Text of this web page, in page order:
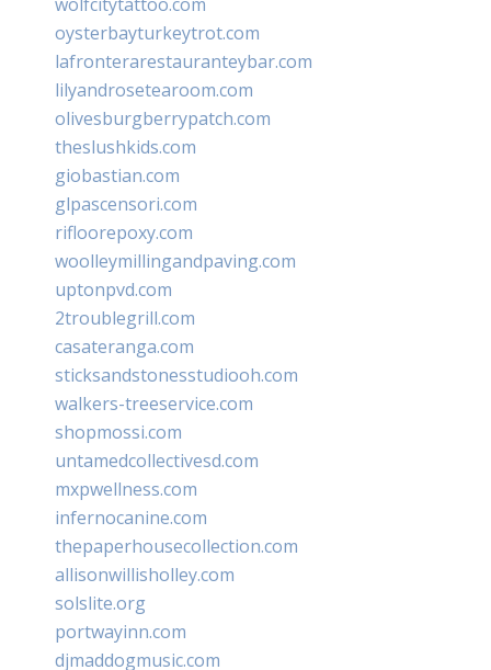
oysterbayturkeytrot.com
lafronterarestauranteybar.com
lilyandrosetearoom.com
olivesburgberrypatch.com
theslushkids.com
giobastian.com
glpascensori.com
rifloorepoxy.com
woolleymillingandpaving.com
uptonpvd.com
2troublegrill.com
casateranga.com
sticksandstonesstudiooh.com
walkers-treeservice.com
shopmossi.com
untamedcollectivesd.com
mxpwellness.com
infernocanine.com
thepaperhousecollection.com
allisonwillisholley.com
solslite.org
portwayinn.com
djmaddogmusic.com